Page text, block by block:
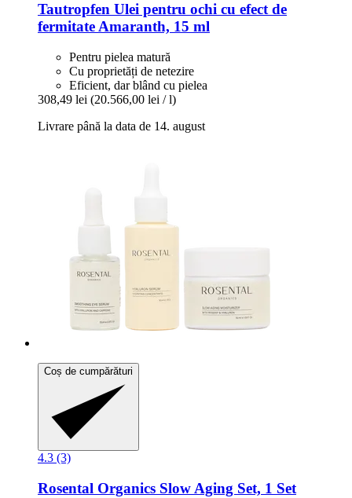
Tautropfen Ulei pentru ochi cu efect de
fermitate Amaranth, 15 ml
Pentru pielea matură
Cu proprietăți de netezire
Eficient, dar blând cu pielea
308,49 lei (20.566,00 lei / l)
Livrare până la data de 14. august
Coș de cumpărături
4.3 (3)
Rosental Organics Slow Aging Set, 1 Set